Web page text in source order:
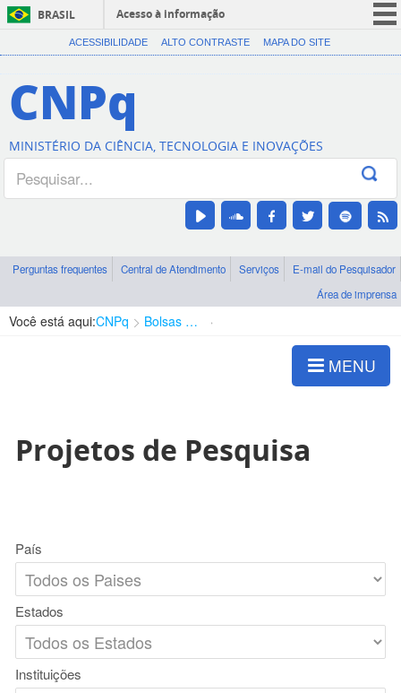
BRASIL
Acesso à informação
CORONAVÍRUS (COVID-19)
Canais
ACESSIBILIDADE ALTO CONTRASTE MAPA DO SITE
CNPq
MINISTÉRIO DA CIÊNCIA, TECNOLOGIA E INOVAÇÕES
Perguntas frequentes Central de Atendimento Serviços
E-mail do Pesquisador
Área de imprensa
Você está aqui:CNPq Bolsas e Auxílios Vigentes
MENU
Projetos de Pesquisa
País
Estados
Instituições